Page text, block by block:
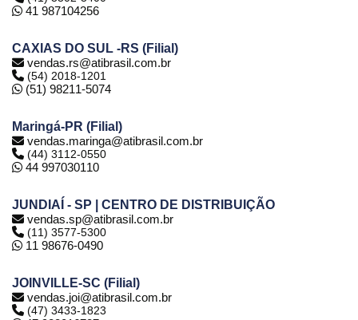
41 987104256
CAXIAS DO SUL -RS (Filial)
vendas.rs@atibrasil.com.br
(54) 2018-1201
(51) 98211-5074
Maringá-PR (Filial)
vendas.maringa@atibrasil.com.br
(44) 3112-0550
44 997030110
JUNDIAÍ - SP | CENTRO DE DISTRIBUIÇÃO
vendas.sp@atibrasil.com.br
(11) 3577-5300
11 98676-0490
JOINVILLE-SC (Filial)
vendas.joi@atibrasil.com.br
(47) 3433-1823